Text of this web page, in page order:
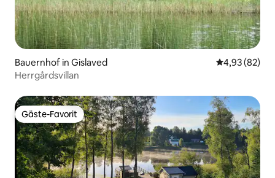
Bauernhof in Gislaved
4,93 (82)
Herrgårdsvillan
Gäste-Favorit
Gäste-Favorit